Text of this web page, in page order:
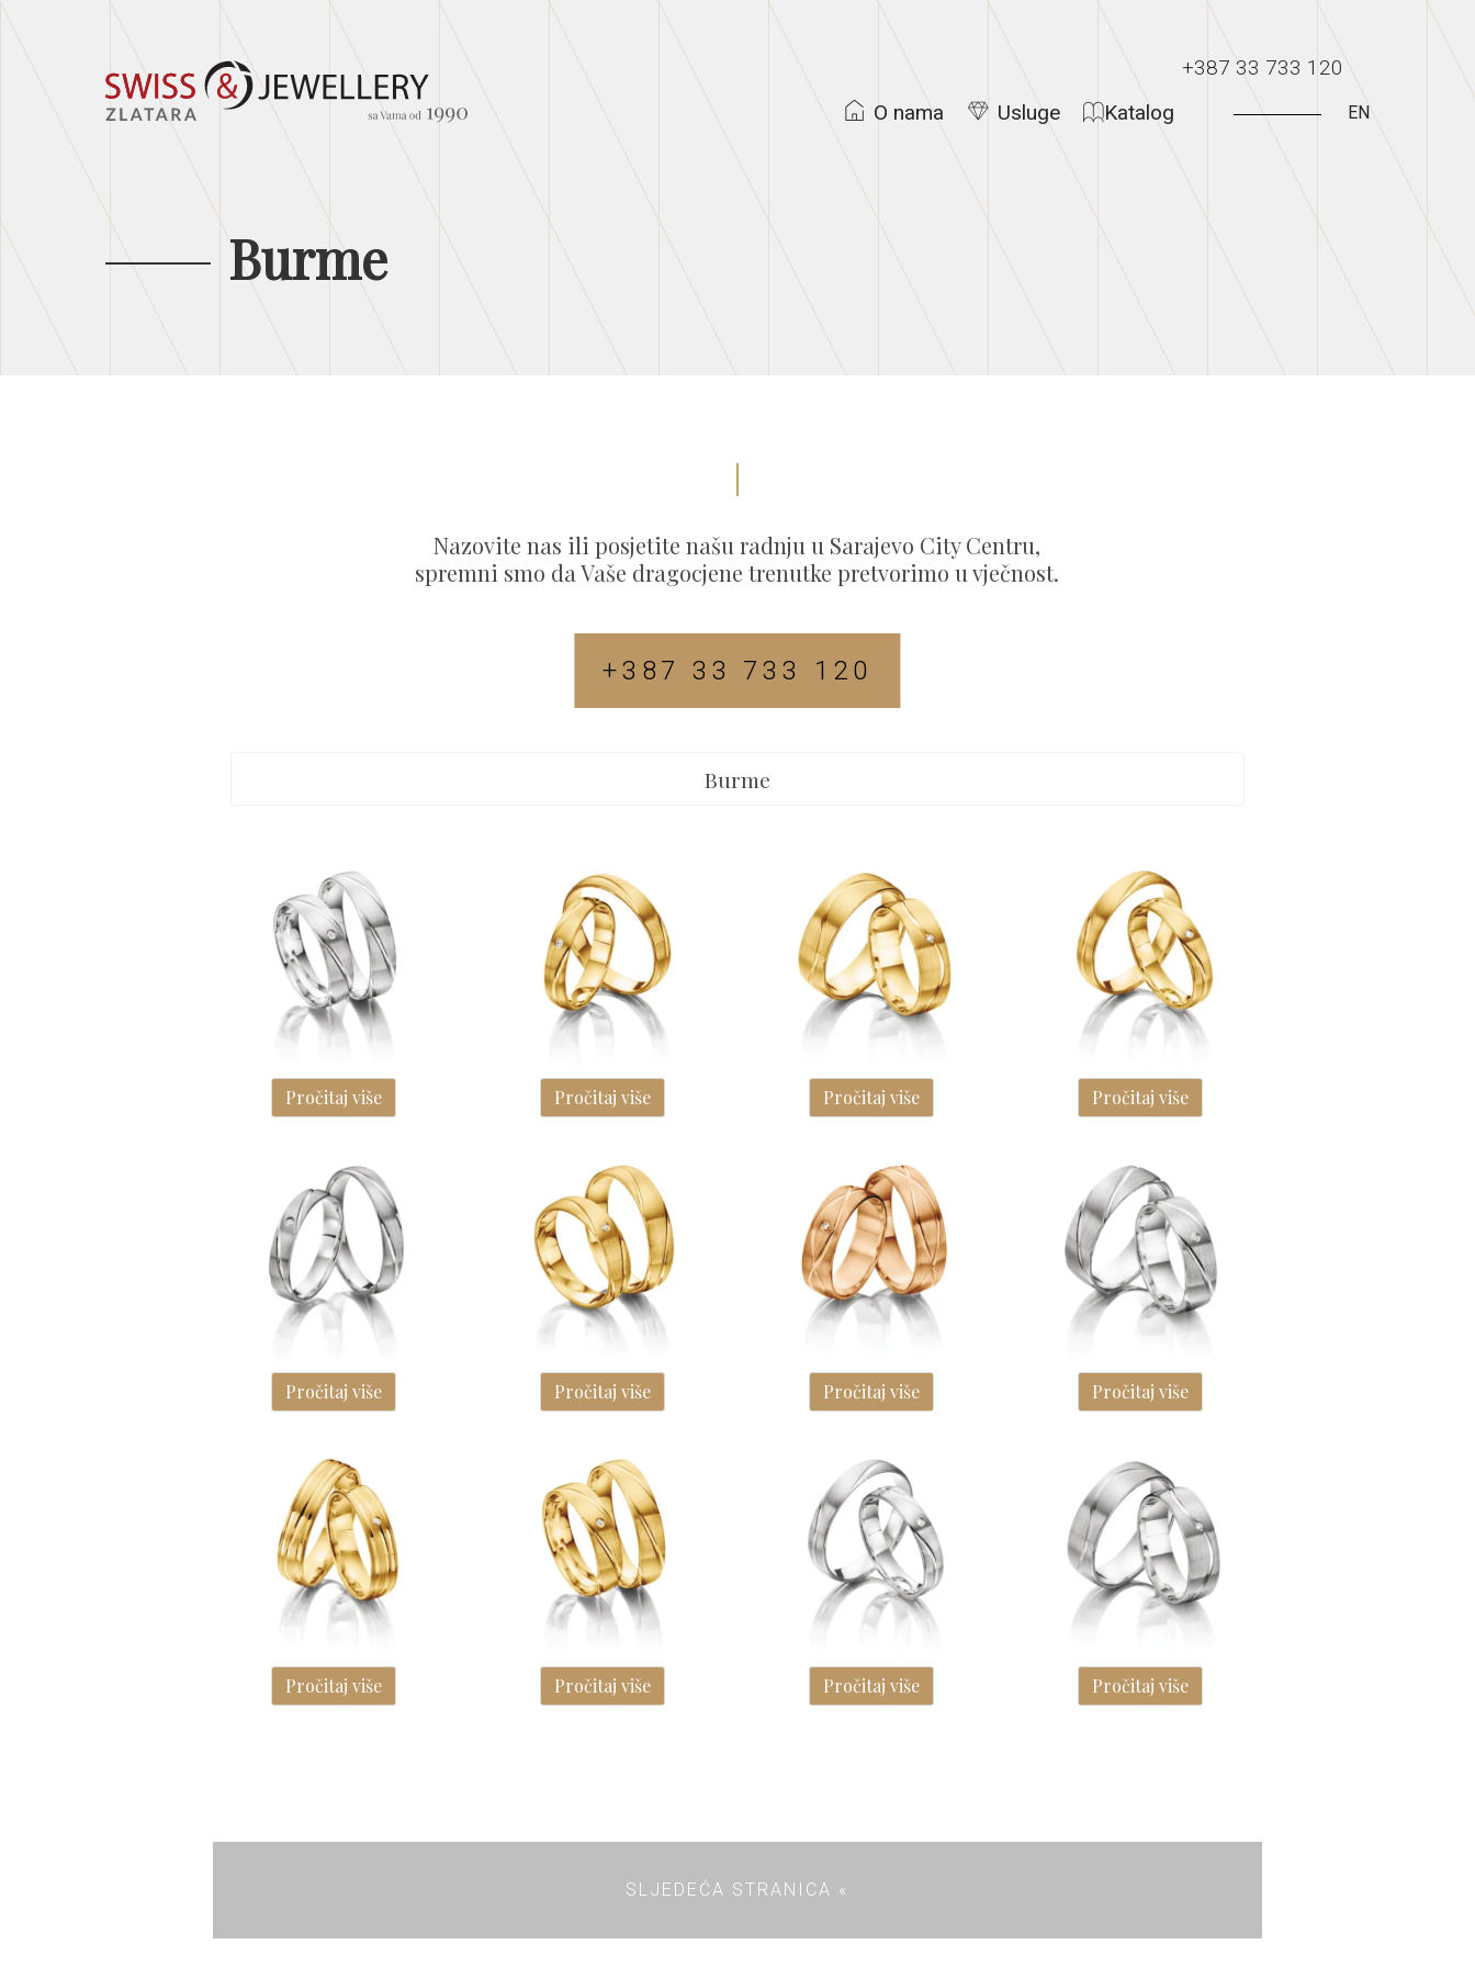
+387 33 733 120
O nama
Usluge Katalog EN
Burme
Nazovite nas ili posjetite našu radnju u Sarajevo City Centru,
spremni smo da Vaše dragocjene trenutke pretvorimo u vječnost.
+387 33 733 120
Burme
Pročitaj više Pročitaj više Pročitaj više Pročitaj više
Pročitaj više Pročitaj više Pročitaj više Pročitaj više
Pročitaj više Pročitaj više Pročitaj više Pročitaj više
SLJEDEĆA STRANICA «